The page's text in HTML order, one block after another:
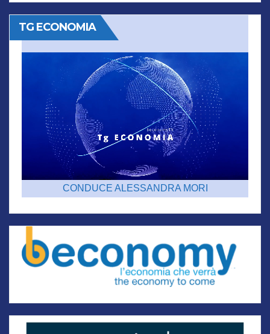
TG ECONOMIA
CONDUCE ALESSANDRA MORI